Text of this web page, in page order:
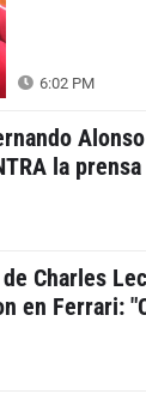
6:02 PM
la prensa
de Charles
en Ferrari: